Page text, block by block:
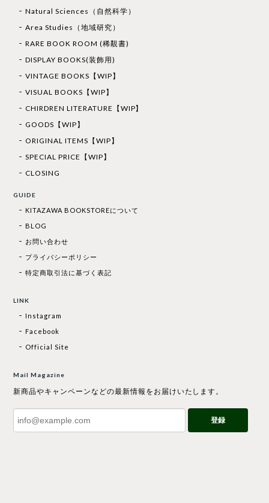
Natural Sciences（自然科学）
Area Studies（地域研究）
RARE BOOK ROOM (稀覯書)
DISPLAY BOOKS(装飾用)
VINTAGE BOOKS【WIP】
VISUAL BOOKS【WIP】
CHIRDREN LITERATURE【WIP】
GOODS【WIP】
ORIGINAL ITEMS【WIP】
SPECIAL PRICE【WIP】
CLOSING
GUIDE
KITAZAWA BOOKSTOREについて
BLOG
お問い合わせ
プライバシーポリシー
特定商取引法に基づく表記
LINK
Instagram
Facebook
Official Site
Mail Magazine
新商品やキャンペーンなどの最新情報をお届けいたします。
登録